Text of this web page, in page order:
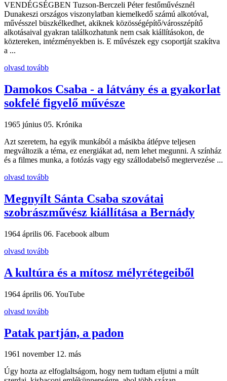
VENDÉGSÉGBEN Tuzson-Berczeli Péter festőművésznél
Dunakeszi országos viszonylatban kiemelkedő számú alkotóval,
művésszel büszkélkedhet, akiknek közösségépítő/városszépítő
alkotásaival gyakran találkozhatunk nem csak kiállításokon, de
köztereken, intézményekben is. E művészek egy csoportját szakítva
a ...
olvasd tovább
Damokos Csaba - a látvány és a gyakorlat
sokfelé figyelő művésze
1965 június 05. Krónika
Azt szeretem, ha egyik munkából a másikba átlépve teljesen
megváltozik a téma, ez energiákat ad, nem lehet megunni. A színház
és a filmes munka, a fotózás vagy egy szállodabelső megtervezése ...
olvasd tovább
Megnyílt Sánta Csaba szovátai
szobrászművész kiállítása a Bernády
1964 április 06. Facebook album
olvasd tovább
A kultúra és a mítosz mélyrétegeiből
1964 április 06. YouTube
olvasd tovább
Patak partján, a padon
1961 november 12. más
Úgy hozta az elfoglaltságom, hogy nem tudtam eljutni a múlt